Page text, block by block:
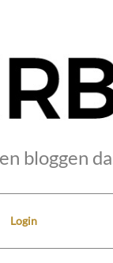
bloggen
Login